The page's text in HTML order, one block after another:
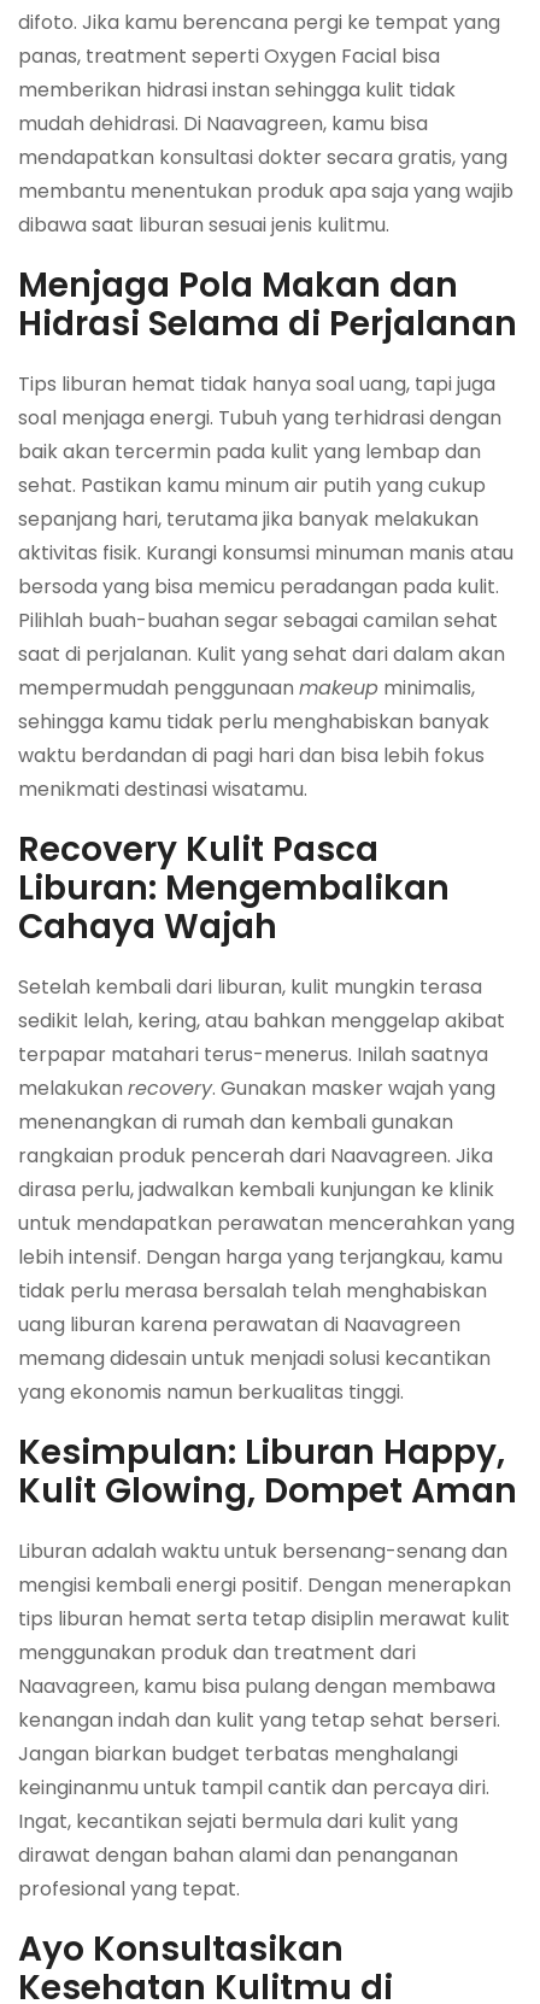
difoto. Jika kamu berencana pergi ke tempat yang
panas, treatment seperti Oxygen Facial bisa
memberikan hidrasi instan sehingga kulit tidak
mudah dehidrasi. Di Naavagreen, kamu bisa
mendapatkan konsultasi dokter secara gratis, yang
membantu menentukan produk apa saja yang wajib
dibawa saat liburan sesuai jenis kulitmu.
Menjaga Pola Makan dan
Hidrasi Selama di Perjalanan
Tips liburan hemat tidak hanya soal uang, tapi juga
soal menjaga energi. Tubuh yang terhidrasi dengan
baik akan tercermin pada kulit yang lembap dan
sehat. Pastikan kamu minum air putih yang cukup
sepanjang hari, terutama jika banyak melakukan
aktivitas fisik. Kurangi konsumsi minuman manis atau
bersoda yang bisa memicu peradangan pada kulit.
Pilihlah buah-buahan segar sebagai camilan sehat
saat di perjalanan. Kulit yang sehat dari dalam akan
mempermudah penggunaan makeup minimalis,
sehingga kamu tidak perlu menghabiskan banyak
waktu berdandan di pagi hari dan bisa lebih fokus
menikmati destinasi wisatamu.
Recovery Kulit Pasca
Liburan: Mengembalikan
Cahaya Wajah
Setelah kembali dari liburan, kulit mungkin terasa
sedikit lelah, kering, atau bahkan menggelap akibat
terpapar matahari terus-menerus. Inilah saatnya
melakukan recovery. Gunakan masker wajah yang
menenangkan di rumah dan kembali gunakan
rangkaian produk pencerah dari Naavagreen. Jika
dirasa perlu, jadwalkan kembali kunjungan ke klinik
untuk mendapatkan perawatan mencerahkan yang
lebih intensif. Dengan harga yang terjangkau, kamu
tidak perlu merasa bersalah telah menghabiskan
uang liburan karena perawatan di Naavagreen
memang didesain untuk menjadi solusi kecantikan
yang ekonomis namun berkualitas tinggi.
Kesimpulan: Liburan Happy,
Kulit Glowing, Dompet Aman
Liburan adalah waktu untuk bersenang-senang dan
mengisi kembali energi positif. Dengan menerapkan
tips liburan hemat serta tetap disiplin merawat kulit
menggunakan produk dan treatment dari
Naavagreen, kamu bisa pulang dengan membawa
kenangan indah dan kulit yang tetap sehat berseri.
Jangan biarkan budget terbatas menghalangi
keinginanmu untuk tampil cantik dan percaya diri.
Ingat, kecantikan sejati bermula dari kulit yang
dirawat dengan bahan alami dan penanganan
profesional yang tepat.
Ayo Konsultasikan
Kesehatan Kulitmu di